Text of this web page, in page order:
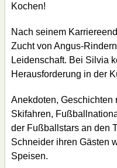
Kochen!
Nach seinem
Zucht von Angus-
Leidenschaft. Bei Silvia
Herausforderung in der
Anekdoten, Geschichten
Skifahren,
der Fußballstars an den
Schneider ihren Gästen
Speisen.